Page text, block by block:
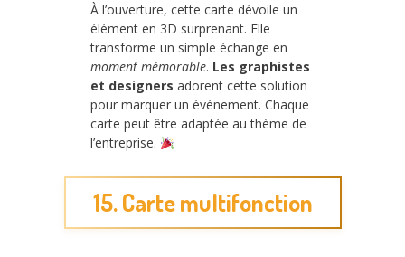
À l’ouverture, cette carte dévoile un
élément en 3D surprenant. Elle
transforme un simple échange en
moment mémorable. Les graphistes
et designers adorent cette solution
pour marquer un événement. Chaque
carte peut être adaptée au thème de
l’entreprise.
15. Carte multifonction